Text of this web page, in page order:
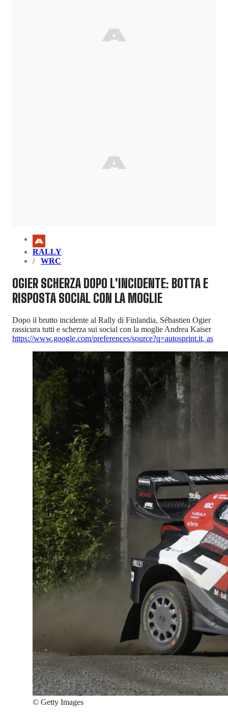
RALLY
WRC
OGIER SCHERZA DOPO L'INCIDENTE: BOTTA E
RISPOSTA SOCIAL CON LA MOGLIE
Dopo il brutto incidente al Rally di Finlandia, Sébastien Ogier
rassicura tutti e scherza sui social con la moglie Andrea Kaiser
https://www.google.com/preferences/source?q=autosprint.it, as
© Getty Images